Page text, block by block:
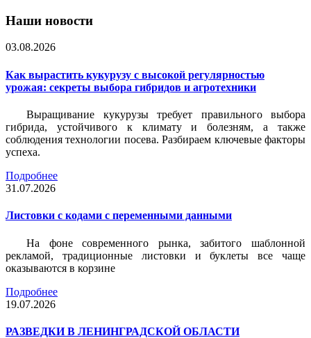
Наши новости
03.08.2026
Как вырастить кукурузу с высокой регулярностью
урожая: секреты выбора гибридов и агротехники
Выращивание кукурузы требует правильного выбора
гибрида, устойчивого к климату и болезням, а также
соблюдения технологии посева. Разбираем ключевые факторы
успеха.
Подробнее
31.07.2026
Листовки c кодами с переменными данными
На фоне современного рынка, забитого шаблонной
рекламой, традиционные листовки и буклеты все чаще
оказываются в корзине
Подробнее
19.07.2026
РАЗВЕДКИ В ЛЕНИНГРАДСКОЙ ОБЛАСТИ